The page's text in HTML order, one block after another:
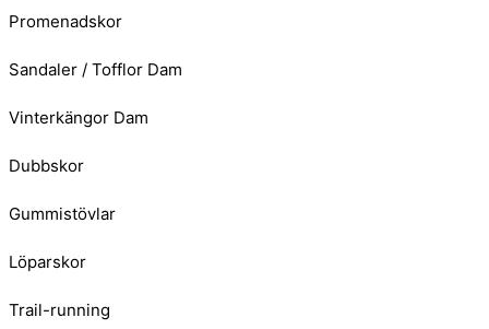
Promenadskor
Sandaler / Tofflor Dam
Vinterkängor Dam
Dubbskor
Gummistövlar
Löparskor
Trail-running